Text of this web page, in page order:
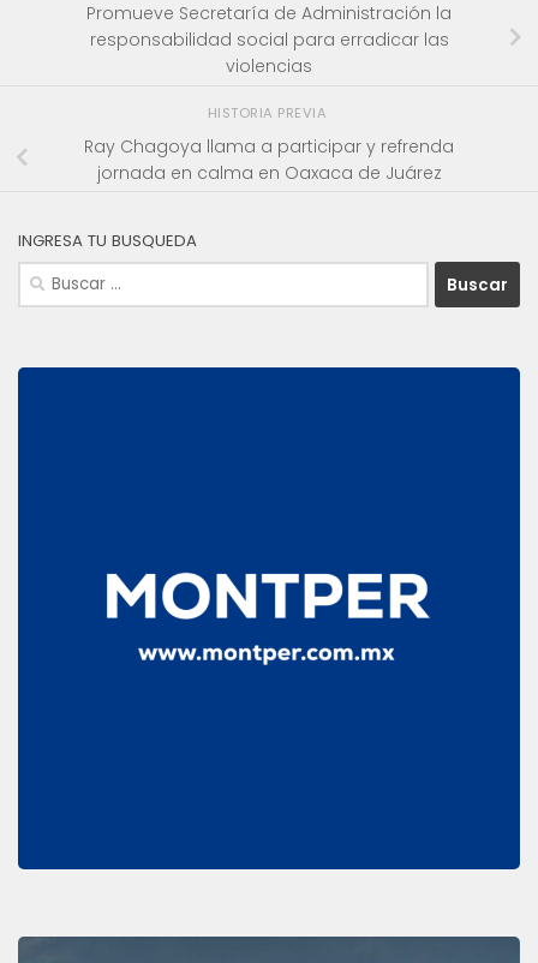
Promueve Secretaría de Administración la
responsabilidad social para erradicar las
violencias
HISTORIA PREVIA
Ray Chagoya llama a participar y refrenda
jornada en calma en Oaxaca de Juárez
INGRESA TU BUSQUEDA
Buscar: